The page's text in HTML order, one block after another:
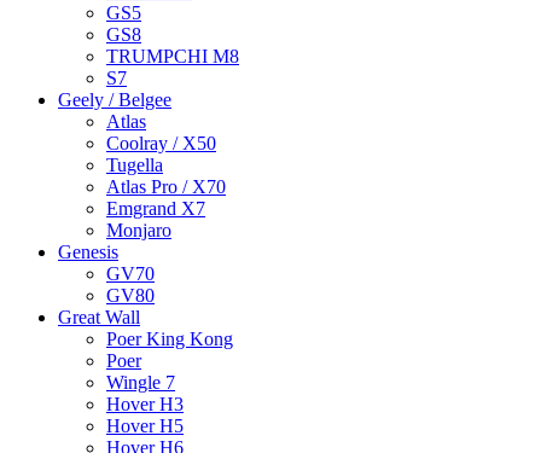
GS5
GS8
TRUMPCHI M8
S7
Geely / Belgee
Atlas
Coolray / X50
Tugella
Atlas Pro / X70
Emgrand X7
Monjaro
Genesis
GV70
GV80
Great Wall
Poer King Kong
Poer
Wingle 7
Hover H3
Hover H5
Hover H6